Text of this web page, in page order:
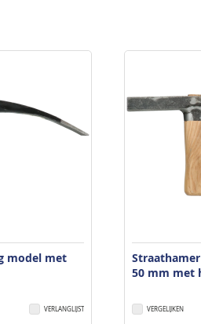
model met
VERLANGLIJST
50 mm met
VERGELIJKEN